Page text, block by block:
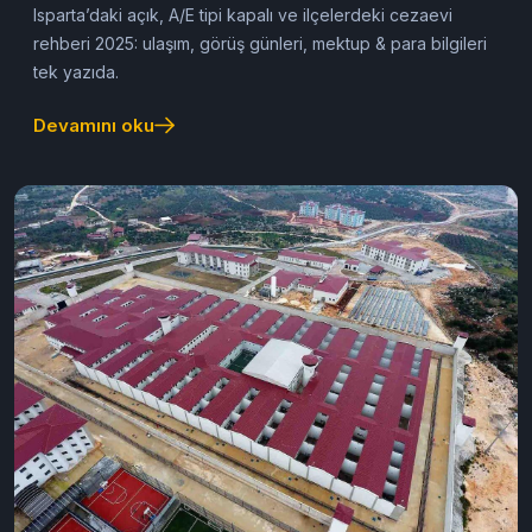
19/07/2025 Cezaevine Mektup
Isparta Cezaevleri
Isparta’daki açık, A/E tipi kapalı ve ilçelerdeki cezaevi
tek yazıda.
Devamını oku